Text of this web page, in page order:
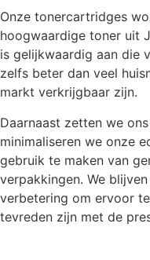
Onze tonercartridges
hoogwaardige toner uit
is gelijkwaardig aan die
zelfs beter dan veel
markt verkrijgbaar zijn.
Daarnaast zetten we
minimaliseren we onze
gebruik te maken van
verpakkingen. We
verbetering om ervoor
tevreden zijn met de